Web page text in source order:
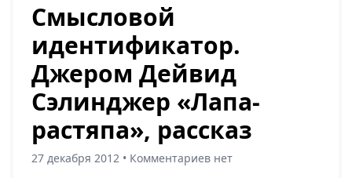
Смысловой
идентификатор.
Джером Дейвид
Сэлинджер «Лапа-
растяпа», рассказ
27 декабря 2012 • Комментариев нет